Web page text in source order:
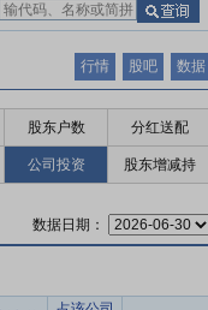
行情 股吧 数据
股东户数 分红送配
公司投资 股东增减持
数据日期：